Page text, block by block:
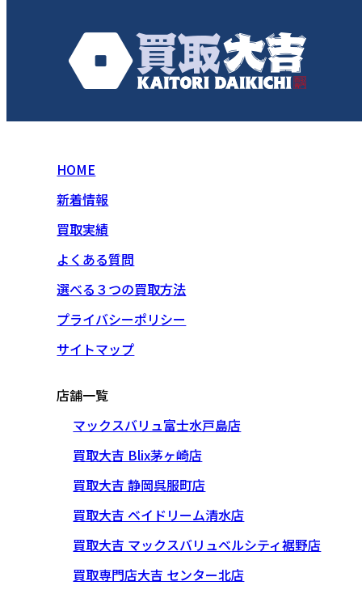
HOME
新着情報
買取実績
よくある質問
選べる３つの買取方法
プライバシーポリシー
サイトマップ
店舗一覧
マックスバリュ富士水戸島店
買取大吉 Blix茅ヶ崎店
買取大吉 静岡呉服町店
買取大吉 ベイドリーム清水店
買取大吉 マックスバリュベルシティ裾野店
買取専門店大吉 センター北店